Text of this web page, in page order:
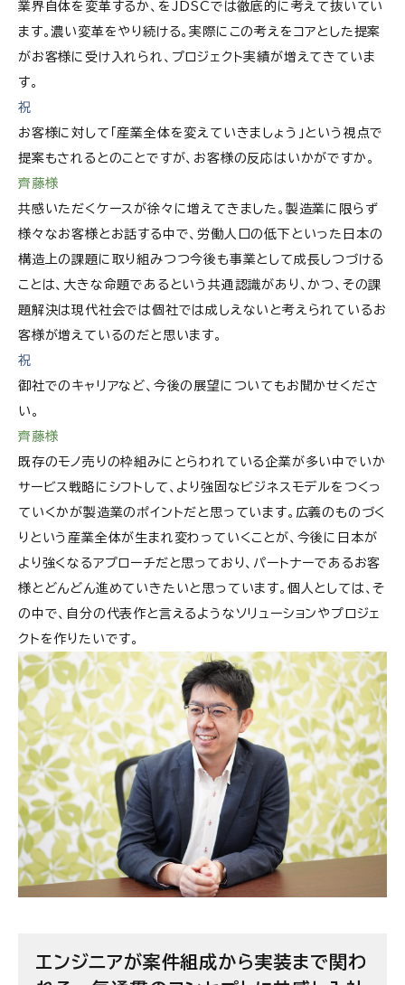
業界自体を変革するか、をJDSCでは徹底的に考えて抜いてい
ます。濃い変革をやり続ける。実際にこの考えをコアとした提案
がお客様に受け入れられ、プロジェクト実績が増えてきていま
す。
祝
お客様に対して「産業全体を変えていきましょう」という視点で
提案もされるとのことですが、お客様の反応はいかがですか。
齊藤様
共感いただくケースが徐々に増えてきました。製造業に限らず
様々なお客様とお話する中で、労働人口の低下といった日本の
構造上の課題に取り組みつつ今後も事業として成長しつづける
ことは、大きな命題であるという共通認識があり、かつ、その課
題解決は現代社会では個社では成しえないと考えられているお
客様が増えているのだと思います。
祝
御社でのキャリアなど、今後の展望についてもお聞かせくださ
い。
齊藤様
既存のモノ売りの枠組みにとらわれている企業が多い中でいか
サービス戦略にシフトして、より強固なビジネスモデルをつくっ
ていくかが製造業のポイントだと思っています。広義のものづく
りという産業全体が生まれ変わっていくことが、今後に日本が
より強くなるアプローチだと思っており、パートナーであるお客
様とどんどん進めていきたいと思っています。個人としては、そ
の中で、自分の代表作と言えるようなソリューションやプロジェ
クトを作りたいです。
エンジニアが案件組成から実装まで関わ